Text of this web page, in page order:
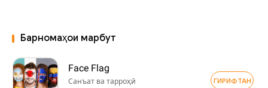
Барномаҳои марбут
Face Flag
Санъат ва тарроҳӣ ГИРИФТАН